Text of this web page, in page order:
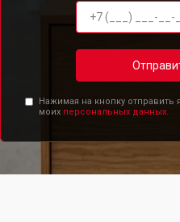
Нажимая на кнопку отправить
моих персональных данных.